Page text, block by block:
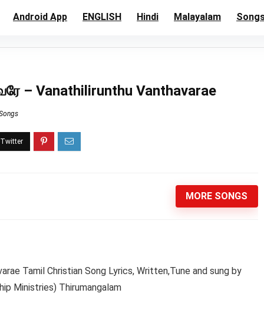
Android App ENGLISH Hindi Malayalam
– Vanathilirunthu Vanthavarae
MORE SONGS
Tamil Christian Song Lyrics, Written,Tune and sung by
Ministries) Thirumangalam